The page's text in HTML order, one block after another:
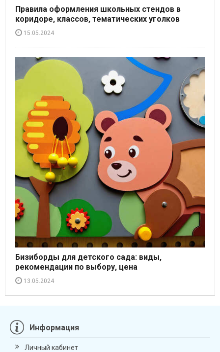
Правила оформления школьных стендов в
коридоре, классов, тематических уголков
15.05.2024
Бизиборды для детского сада: виды,
рекомендации по выбору, цена
13.05.2024
Информация
Личный кабинет